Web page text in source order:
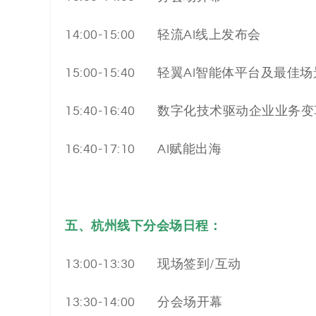
14:00-15:00 轻流AI线上发布会
15:00-15:40 轻翼AI智能体平台及最佳场
15:40-16:40 数字化技术驱动企业业务变
16:40-17:10 AI赋能出海
五、杭州线下分会场日程：
13:00-13:30 现场签到/互动
13:30-14:00 分会场开幕